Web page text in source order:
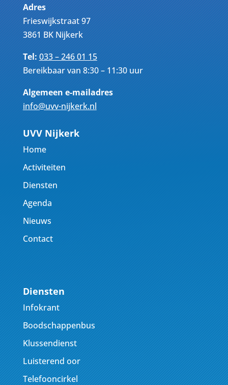
Adres
Frieswijkstraat 97
3861 BK Nijkerk
Tel:033 – 246 01 15
Bereikbaar van 8:30 – 11:30 uur
Algemeen e-mailadres
info@uvv-nijkerk.nl
UVV Nijkerk
Home
Activiteiten
Diensten
Agenda
Nieuws
Contact
Diensten
Infokrant
Boodschappenbus
Klussendienst
Luisterend oor
Telefooncirkel